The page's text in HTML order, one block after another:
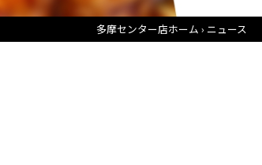
多摩センター店ホーム ニュース